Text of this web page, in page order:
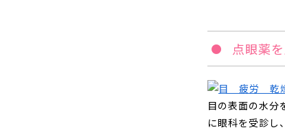
点眼薬
目の表面の水分
に眼科を受診し